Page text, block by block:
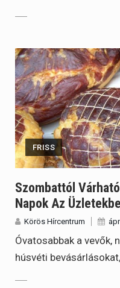
FRISS
Szombattól
Napok Az
Körös Hírcentrum
Óvatosabbak a vevők,
húsvéti